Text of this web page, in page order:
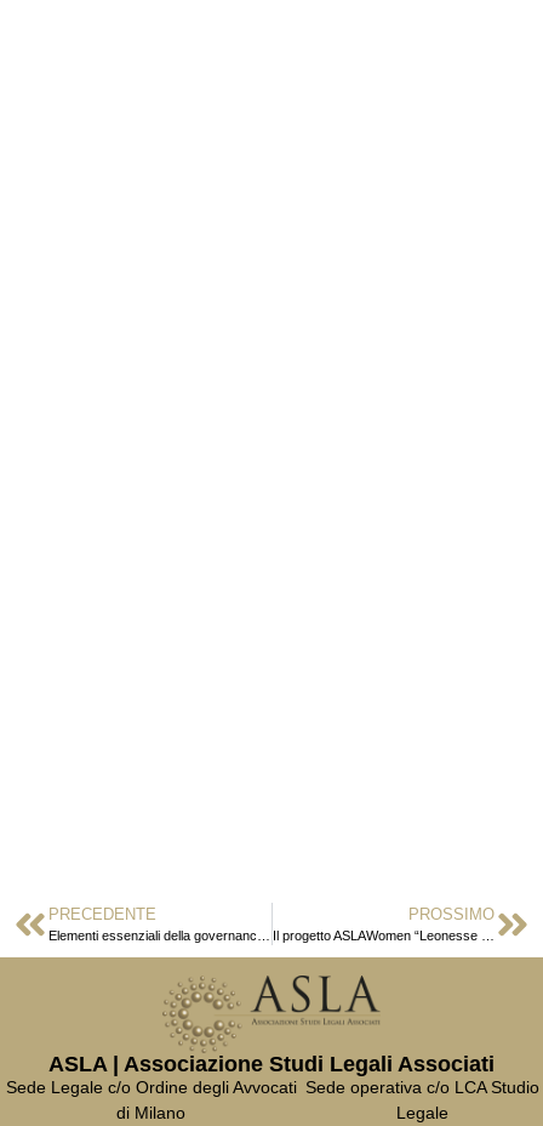
PRECEDENTE PROSSIMO
ASLA | Associazione Studi Legali Associati
Sede Legale c/o Ordine degli Avvocati
di Milano
Sede operativa c/o LCA Studio
Legale